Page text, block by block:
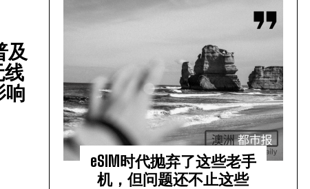
及
线
响
eSIM时代抛弃了这些老手
机，但问题还不止这些